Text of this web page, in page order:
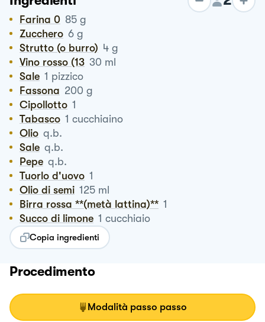
Farina 0 85 g
Zucchero 6 g
Strutto (o burro) 4 g
Vino rosso (13 30 ml
Sale 1 pizzico
Fassona 200 g
Cipollotto 1
Tabasco 1 cucchiaino
Olio q.b.
Sale q.b.
Pepe q.b.
Tuorlo d'uovo 1
Olio di semi 125 ml
Birra rossa **(metà lattina)** 1
Succo di limone 1 cucchiaio
Copia ingredienti
Procedimento
Modalità passo passo